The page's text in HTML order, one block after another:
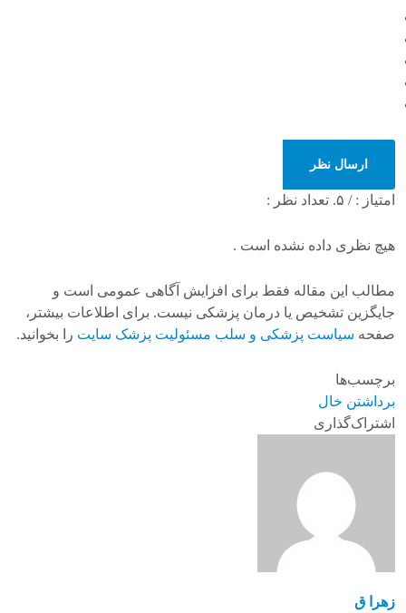
ارسال نظر
امتیاز :/ ۵. تعداد نظر :
هیچ نظری داده نشده است .
مطالب این مقاله فقط برای افزایش آگاهی عمومی است و
جایگزین تشخیص یا درمان پزشکی نیست. برای اطلاعات بیشتر،
صفحه سیاست پزشکی و سلب مسئولیت پزشک سایت را بخوانید.
برچسب‌ها
برداشتن خال
اشتراک‌گذاری
زهرا ق